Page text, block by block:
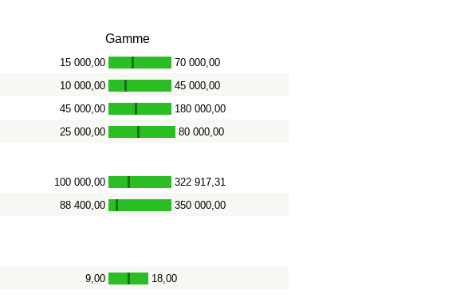
Gamme
15 000,00 - 70 000,00
10 000,00 - 45 000,00
45 000,00 - 180 000,00
25 000,00 - 80 000,00
100 000,00 - 322 917,31
88 400,00 - 350 000,00
9,00 - 18,00